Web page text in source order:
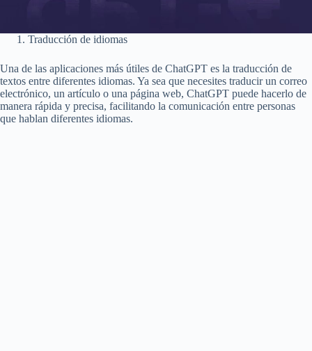
Traducción de idiomas
Una de las aplicaciones más útiles de ChatGPT es la traducción de
textos entre diferentes idiomas. Ya sea que necesites traducir un correo
electrónico, un artículo o una página web, ChatGPT puede hacerlo de
manera rápida y precisa, facilitando la comunicación entre personas
que hablan diferentes idiomas.